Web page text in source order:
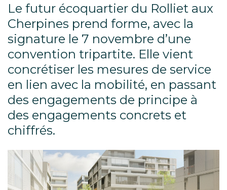
Le futur écoquartier du Rolliet aux
Cherpines prend forme, avec la
signature le 7 novembre d’une
convention tripartite. Elle vient
concrétiser les mesures de service
en lien avec la mobilité, en passant
des engagements de principe à
des engagements concrets et
chiffrés.